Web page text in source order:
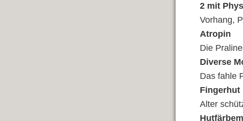
2 mit
Vorhang,
Atropin
Die
Diverse
Das fahle
Fingerhut
Alter